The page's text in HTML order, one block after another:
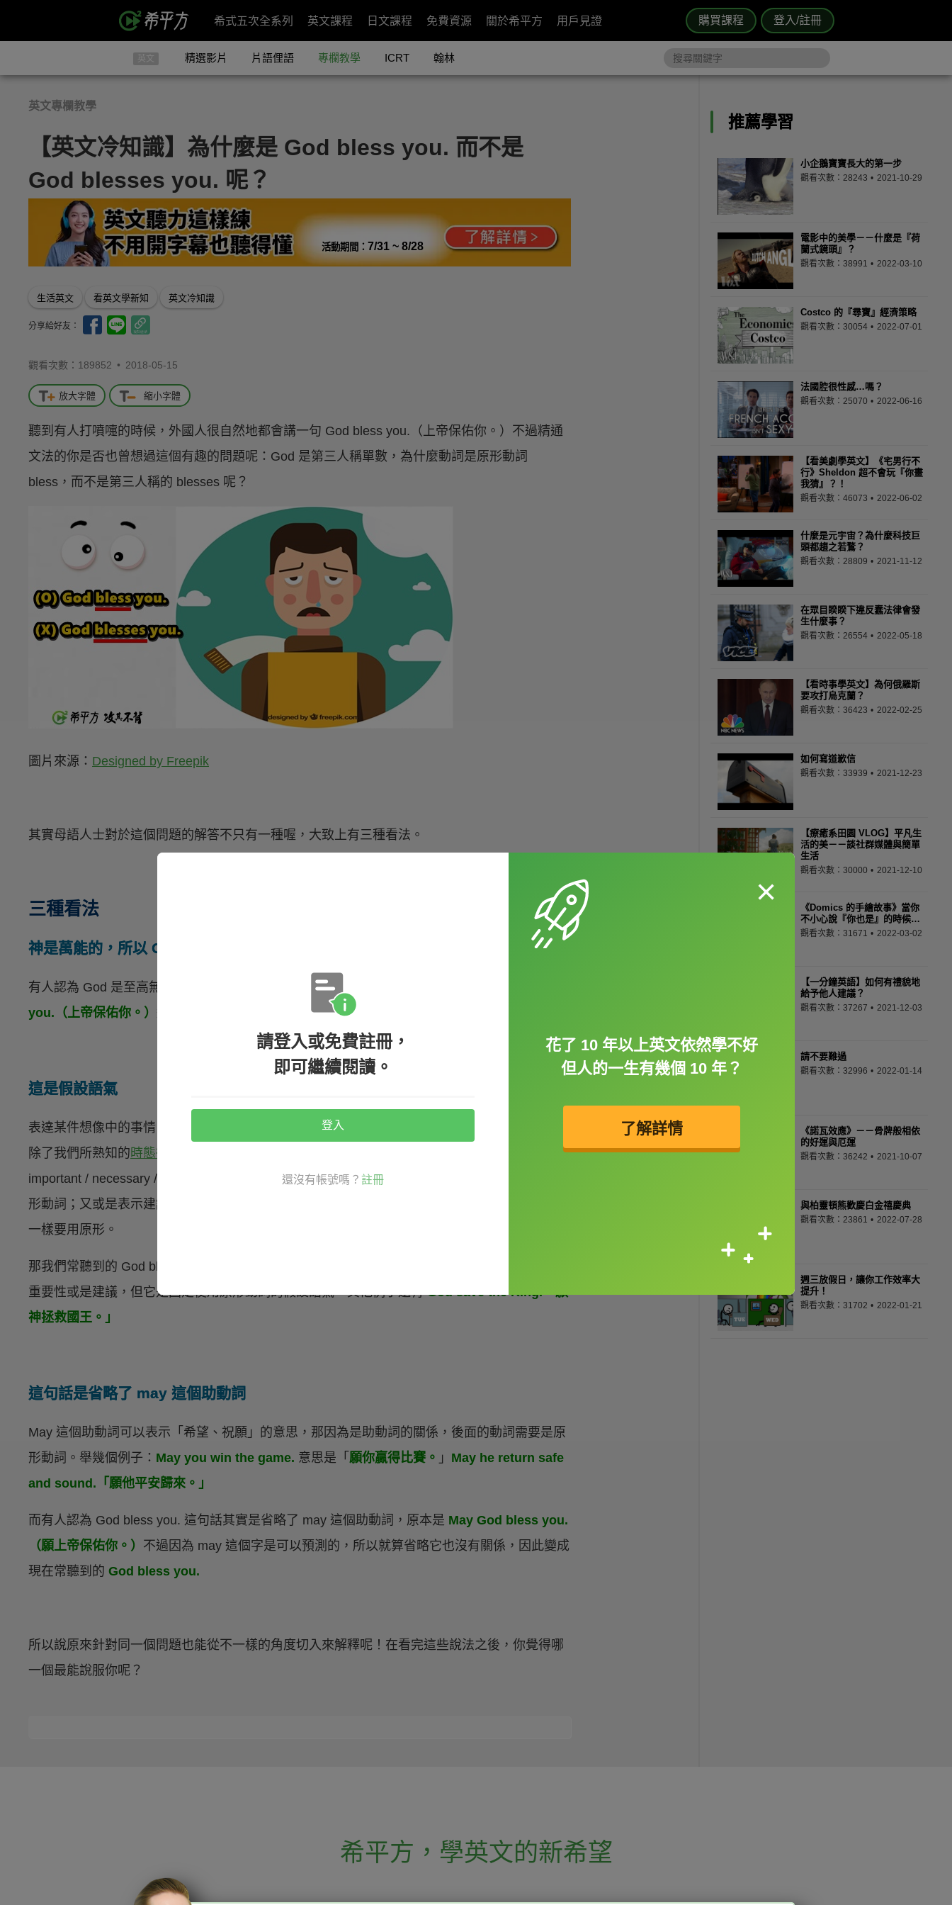
購買課程 登入/註冊
希式五次全系列 英文課程 日文課程 免費資源 關於希平方 用戶見證
英文 精選影片 片語俚語 專欄教學 ICRT 翰林
英文專欄教學
【英文冷知識】為什麼是 God bless you. 而不是
God blesses you. 呢？
活動期間： 7/31 ~ 8/28
生活英文 看英文學新知 英文冷知識
分享給好友：
觀看次數：189852 • 2018-05-15
放大字體 縮小字體
聽到有人打噴嚏的時候，外國人很自然地都會講一句 God bless you.（上帝保佑你。）不過精通
文法的你是否也曾想過這個有趣的問題呢：God 是第三人稱單數，為什麼動詞是原形動詞
bless，而不是第三人稱的 blesses 呢？
圖片來源： Designed by Freepik
其實母語人士對於這個問題的解答不只有一種喔，大致上有三種看法。
三種看法
神是萬能的，所以 God 這個字不會一同遵守第三人稱單數的規則。
有人認為 God 是至高無上的，所以在用法上要跟一般的規則有所不同，也因此在
you.（上帝保佑你。） 這句話當中，動詞 bless 不需要用一般的規則來變成 blesses。
這是假設語氣
表達某件想像中的事情、建議或是某件事的重要性的時候，會用到假設語氣，而假設語氣用法中
除了我們所熟知的時態往前推一格
important / necessary / crucial / essential... that + 主詞 + 動詞」的用法時，後面的動詞都是用原
形動詞；又或是表示建議的動詞「
一樣要用原形。
那我們常聽到的 God bless you. 也算是這種使用原形動詞的其中一種假設語氣，它雖然不是表達
重要性或是建議，但它是固定使用原形動詞的假設語氣，其他例子還有God save the King.「願
神拯救國王。」
這句話是省略了 may 這個助動詞
May 這個助動詞可以表示「希望、祝願」的意思，那因為是助動詞的關係，後面的動詞需要是原
形動詞。舉幾個例子： May you win the game. 意思是「 願你贏得比賽。 」 May he return safe
and sound.「願他平安歸來。」
而有人認為 God bless you. 這句話其實是省略了 may 這個助動詞，原本是 May God bless you.
（願上帝保佑你。） 不過因為 may 這個字是可以預測的，所以就算省略它也沒有關係，因此變成
現在常聽到的 God bless you.
所以說原來針對同一個問題也能從不一樣的角度切入來解釋呢！在看完這些說法之後，你覺得哪
一個最能說服你呢？
推薦學習
小企鵝寶寶長大的第一步
觀看次數：28243 2021-10-29
電影中的美學－－什麼是『荷
蘭式鏡頭』？
觀看次數：38991 2022-03-10
Costco 的『尋寶』經濟策略
觀看次數：30054 2022-07-01
法國腔很性感…嗎？
觀看次數：25070 2022-06-16
【看美劇學英文】《宅男行不
行》Sheldon 超不會玩『你畫
我猜』？！
觀看次數：46073 2022-06-02
什麼是元宇宙？為什麼科技巨
頭都趨之若鶩？
觀看次數：28809 2021-11-12
在眾目睽睽下違反蠢法律會發
生什麼事？
觀看次數：26554 2022-05-18
【看時事學英文】為何俄羅斯
要攻打烏克蘭？
觀看次數：36423 2022-02-25
如何寫道歉信
觀看次數：33939 2021-12-23
【療癒系田園 VLOG】平凡生
活的美－－談社群媒體與簡單
生活
觀看次數：30000 2021-12-10
《Domics 的手繪故事》當你
不小心說『你也是』的時候…
觀看次數：31671 2022-03-02
【一分鐘英語】如何有禮貌地
給予他人建議？
觀看次數：37267 2021-12-03
請不要難過
觀看次數：32996 2022-01-14
《諾瓦效應》－－骨牌般相依
的好運與厄運
觀看次數：36242 2021-10-07
與柏靈頓熊歡慶白金禧慶典
觀看次數：23861 2022-07-28
週三放假日，讓你工作效率大
提升！
觀看次數：31702 2022-01-21
希平方 ， 學英文的新希望
×
請登入或免費註冊，
即可繼續閱讀。
登入
還沒有帳號嗎？ 註冊
花了 10 年以上英文依然學不好
但人的一生有幾個 10 年？
了解詳情